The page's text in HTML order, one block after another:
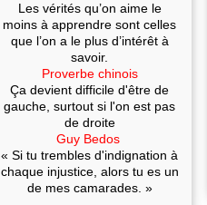
Les vérités qu’on aime le
moins à apprendre sont celles
que l’on a le plus d’intérêt à
savoir.
Proverbe chinois
Ça devient difficile d'être de
gauche, surtout si l'on est pas
de droite
Guy Bedos
« Si tu trembles d'indignation à
chaque injustice, alors tu es un
de mes camarades. »